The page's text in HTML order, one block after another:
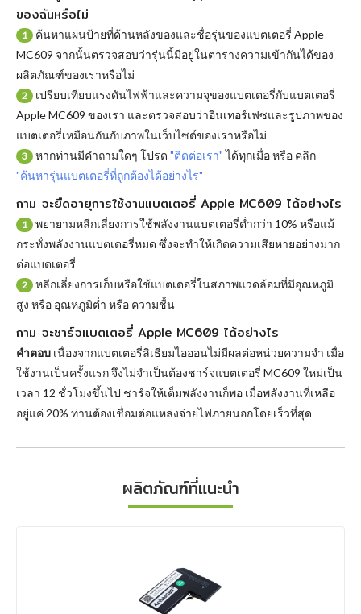
ของฉันหรือไม่
1
ค้นหาแผ่นป้ายที่ด้านหลังของและชื่อรุ่นของแบตเตอรี่ Apple
MC609 จากนั้นตรวจสอบว่ารุ่นนี้มีอยู่ในตารางความเข้ากันได้ของ
ผลิตภัณฑ์ของเราหรือไม่
2
เปรียบเทียบแรงดันไฟฟ้าและความจุของแบตเตอรี่กับแบตเตอรี่
Apple MC609 ของเรา และตรวจสอบว่าอินเทอร์เฟซและรูปภาพของ
แบตเตอรี่เหมือนกันกับภาพในเว็บไซต์ของเราหรือไม่
3 หากท่านมีคำถามใดๆ โปรด "ติดต่อเรา"ได้ทุกเมื่อ หรือ คลิก
"ค้นหารุ่นแบตเตอรี่ที่ถูกต้องได้อย่างไร"
ถาม จะยืดอายุการใช้งานแบตเตอรี่ Apple MC609 ได้อย่างไร
1
พยายามหลีกเลี่ยงการใช้พลังงานแบตเตอรี่ต่ำกว่า 10% หรือแม้
กระทั่งพลังงานแบตเตอรี่หมด ซึ่งจะทำให้เกิดความเสียหายอย่างมาก
ต่อแบตเตอรี่
2
หลีกเลี่ยงการเก็บหรือใช้แบตเตอรี่ในสภาพแวดล้อมที่มีอุณหภูมิ
สูง หรือ อุณหภูมิต่ำ หรือ ความชื้น
ถาม จะชาร์จแบตเตอรี่ Apple MC609 ได้อย่างไร
คำตอบ เนื่องจากแบตเตอรี่ลิเธียมไอออนไม่มีผลต่อหน่วยความจำ เมื่อ
ใช้งานเป็นครั้งแรก จึงไม่จำเป็นต้องชาร์จแบตเตอรี่ MC609 ใหม่เป็น
เวลา 12 ชั่วโมงขึ้นไป ชาร์จให้เต็มพลังงานก็พอ เมื่อพลังงานที่เหลือ
อยู่แค่ 20% ท่านต้องเชื่อมต่อแหล่งจ่ายไฟภายนอกโดยเร็วที่สุด
ผลิตภัณฑ์ที่แนะนำ